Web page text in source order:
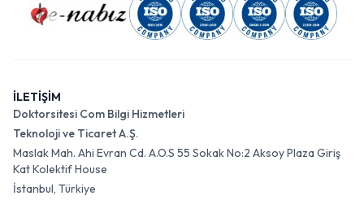
İLETİŞİM
Doktorsitesi Com Bilgi Hizmetleri
Teknoloji ve Ticaret A.Ş.
Maslak Mah. Ahi Evran Cd. A.O.S 55 Sokak No:2 Aksoy Plaza Giriş
Kat Kolektif House
İstanbul, Türkiye